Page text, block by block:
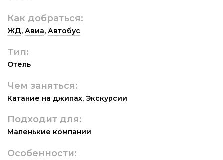
Как добраться:
ЖД, Авиа, Автобус
Тип:
Отель
Чем заняться:
Катание на джипах, Экскурсии
Подходит для:
Маленькие компании
Особенности: